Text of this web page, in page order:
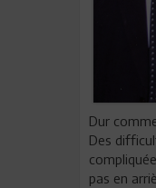
Dur
Des
pas en